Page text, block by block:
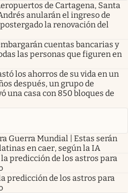
de Cartagena, Santa
anularán el ingreso de
la renovación del
cuentas bancarias y
las personas que figuren en
los ahorros de su vida en un
después, un grupo de
una casa con 850 bloques de
Guerra Mundial | Estas serán
en caer, según la IA
predicción de los astros para
predicción de los astros para